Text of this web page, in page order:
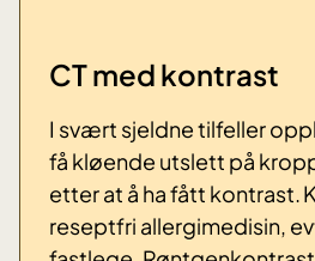
CT med kontrast
I svært sjeldne tilfeller
få kløende utslett på
etter at å ha fått kontrast.
reseptfri allergimedisin,